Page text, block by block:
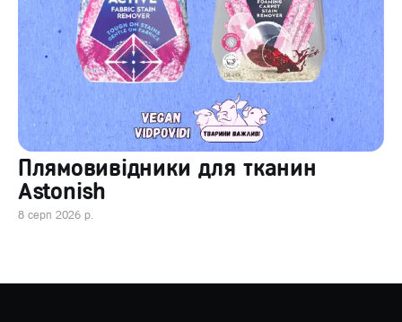
Плямовивідники для тканин
Astonish
8 серп 2026 р.